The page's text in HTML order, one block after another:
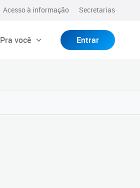
Acesso à informação Secretarias
Pra você Entrar